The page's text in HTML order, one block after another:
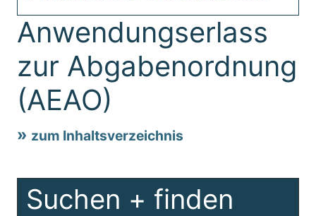
Anwendungserlass
zur Abgabenordnung
(AEAO)
zum Inhaltsverzeichnis
Suchen + finden